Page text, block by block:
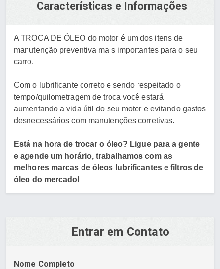
Características e Informações
A TROCA DE ÓLEO do motor é um dos itens de
manutenção preventiva mais importantes para o seu
carro.
Com o lubrificante correto e sendo respeitado o
tempo/quilometragem de troca você estará
aumentando a vida útil do seu motor e evitando gastos
desnecessários com manutenções corretivas.
Está na hora de trocar o óleo? Ligue para a gente
e agende um horário, trabalhamos com as
melhores marcas de óleos lubrificantes e filtros de
óleo do mercado!
Entrar em Contato
Nome Completo